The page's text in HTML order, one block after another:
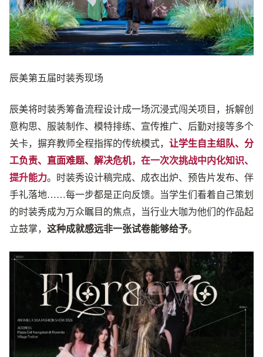
辰美第五届时装秀现场
辰美将时装秀筹备流程设计成一场沉浸式闯关项目，拆解创
意构思、服装制作、模特排练、宣传推广、后勤对接等多个
关卡，摒弃教师全程指挥的传统模式， 让学生自主组队、分
工负责、直面难题、解决危机，在一次次挑战中内化知识、
提升能力。时装秀设计稿完成、成衣出炉、预告片发布、伴
手礼落地……每一步都是正向反馈。当学生们看着自己策划
的时装秀成为万众瞩目的焦点，当行业大咖为他们的作品起
立鼓掌， 这种成就感远非一张试卷能够给予。